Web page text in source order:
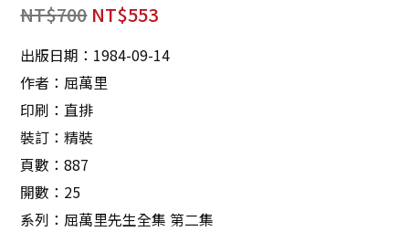
NT$700 NT$553
出版日期：1984-09-14
作者：屈萬里
印刷：直排
裝訂：精裝
頁數：887
開數：25
系列：屈萬里先生全集 第二集